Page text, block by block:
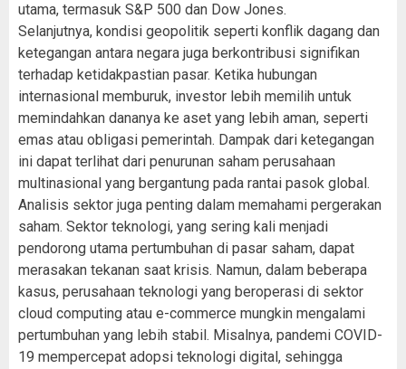
utama, termasuk S&P 500 dan Dow Jones.
Selanjutnya, kondisi geopolitik seperti konflik dagang dan
ketegangan antara negara juga berkontribusi signifikan
terhadap ketidakpastian pasar. Ketika hubungan
internasional memburuk, investor lebih memilih untuk
memindahkan dananya ke aset yang lebih aman, seperti
emas atau obligasi pemerintah. Dampak dari ketegangan
ini dapat terlihat dari penurunan saham perusahaan
multinasional yang bergantung pada rantai pasok global.
Analisis sektor juga penting dalam memahami pergerakan
saham. Sektor teknologi, yang sering kali menjadi
pendorong utama pertumbuhan di pasar saham, dapat
merasakan tekanan saat krisis. Namun, dalam beberapa
kasus, perusahaan teknologi yang beroperasi di sektor
cloud computing atau e-commerce mungkin mengalami
pertumbuhan yang lebih stabil. Misalnya, pandemi COVID-
19 mempercepat adopsi teknologi digital, sehingga